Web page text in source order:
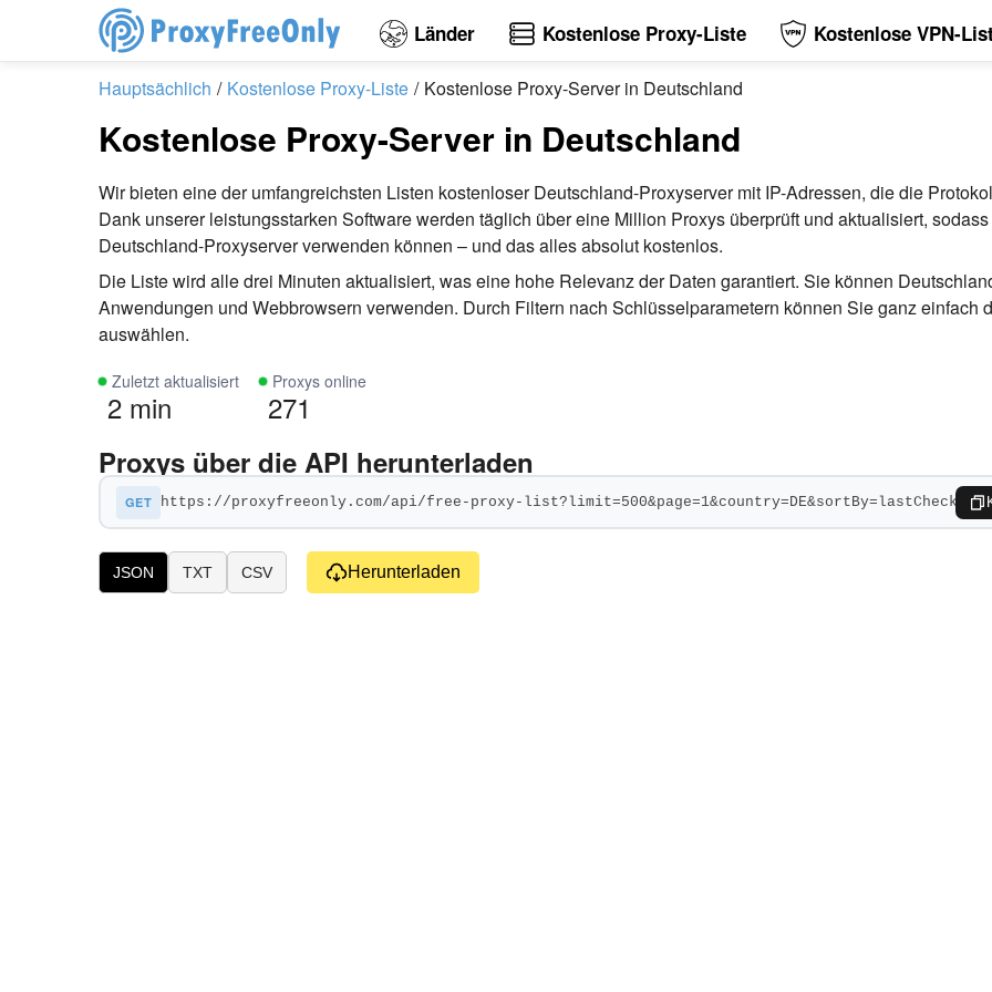
Länder Kostenlose Proxy-Liste Kostenlose VPN-
Hauptsächlich Kostenlose Proxy-Liste Kostenlose Proxy-Server in Deutschland
Kostenlose Proxy-Server in Deutschland
Wir bieten eine der umfangreichsten Listen kostenloser Deutschland-Proxyserver mit IP-Adressen, die die
Dank unserer leistungsstarken Software werden täglich über eine Million Proxys überprüft und aktualisiert,
Deutschland-Proxyserver verwenden können – und das alles absolut kostenlos.
Die Liste wird alle drei Minuten aktualisiert, was eine hohe Relevanz der Daten garantiert. Sie können
Anwendungen und Webbrowsern verwenden. Durch Filtern nach Schlüsselparametern können Sie ganz einfach
auswählen.
Zuletzt aktualisiert
2 min
Proxys online
271
Proxys über die API herunterladen
GET
JSON TXT CSV Herunterladen